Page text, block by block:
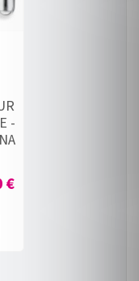
-
€